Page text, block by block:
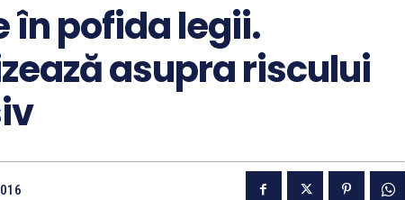
în pofida legii.
asupra riscului